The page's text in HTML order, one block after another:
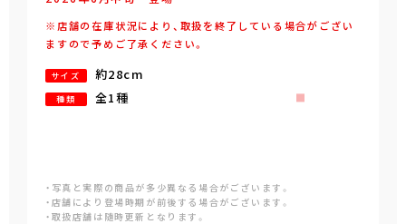
※店舗の在庫状況により、取扱を終了している場合がござい
ますので予めご了承ください。
サイズ 約28cm
種類 全1種
・写真と実際の商品が多少異なる場合がございます。
・店舗により登場時期が前後する場合がございます。
・取扱店舗は随時更新となります。